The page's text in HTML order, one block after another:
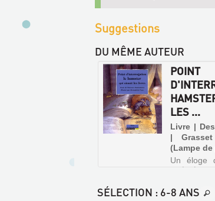
fenêtre)
Suggestions
DU MÊME AUTEUR
POINT
LES ...
Livre |
|
(Lampe
Un éloge
surtout
SÉLECTION : 6-8 ANS